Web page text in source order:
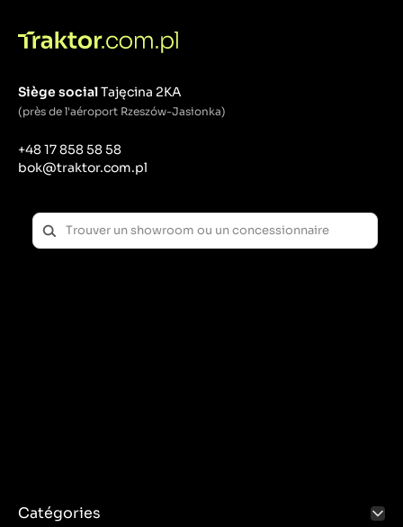
Siège socialTajęcina 2KA
(près de l'aéroport Rzeszów-Jasionka)
+48 17 858 58 58
bok@traktor.com.pl
Catégories